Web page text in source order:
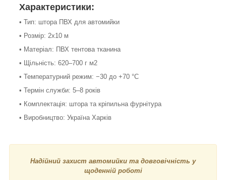
Характеристики:
• Тип: штора ПВХ для автомийки
• Розмір: 2х10 м
• Матеріал: ПВХ тентова тканина
• Щільність: 620–700 г м2
• Температурний режим: −30 до +70 °C
• Термін служби: 5–8 років
• Комплектація: штора та кріпильна фурнітура
• Виробництво: Україна Харків
Надійний захист автомийки та довговічність у
щоденній роботі